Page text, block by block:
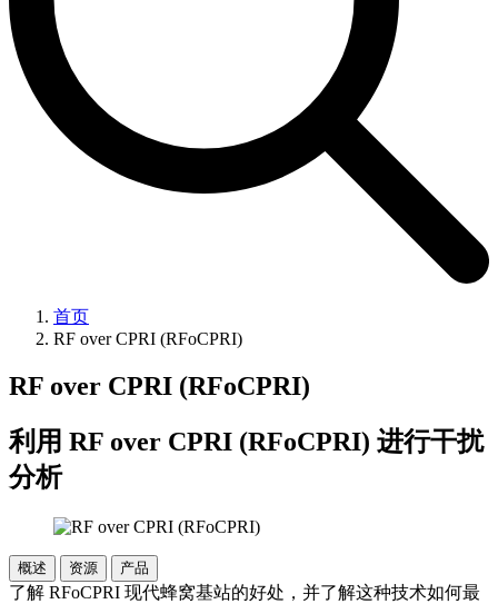
首页
RF over CPRI (RFoCPRI)
RF over CPRI (RFoCPRI)
利用 RF over CPRI (RFoCPRI) 进行干扰
分析
概述 资源 产品
了解 RFoCPRI 现代蜂窝基站的好处，并了解这种技术如何最